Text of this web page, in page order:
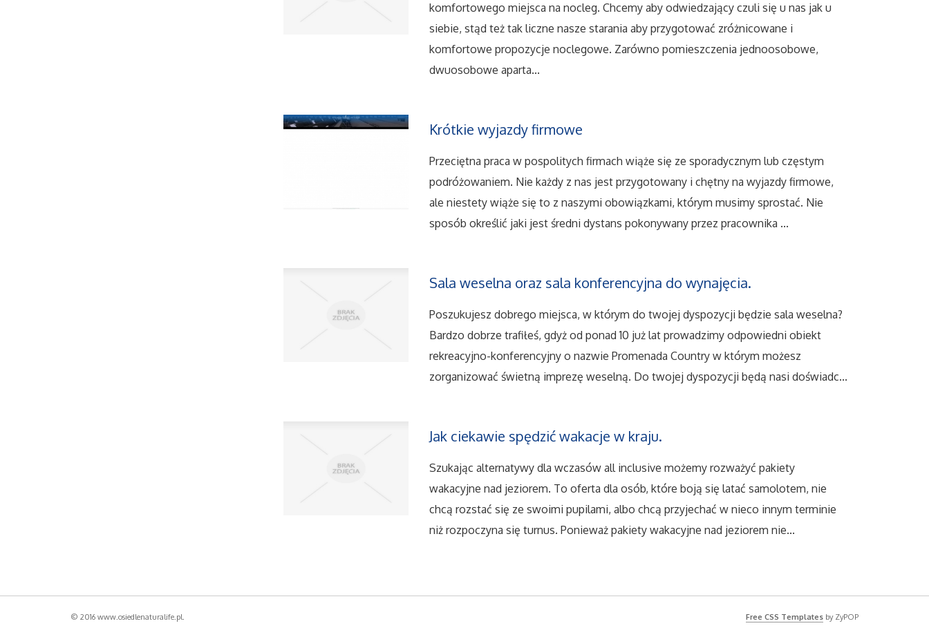
komfortowego miejsca na nocleg. Chcemy aby odwiedzający czuli się u nas jak u
siebie, stąd też tak liczne nasze starania aby przygotować zróżnicowane i
komfortowe propozycje noclegowe. Zarówno pomieszczenia jednoosobowe,
dwuosobowe aparta...
Krótkie wyjazdy firmowe
Przeciętna praca w pospolitych firmach wiąże się ze sporadycznym lub częstym
podróżowaniem. Nie każdy z nas jest przygotowany i chętny na wyjazdy firmowe,
ale niestety wiąże się to z naszymi obowiązkami, którym musimy sprostać. Nie
sposób określić jaki jest średni dystans pokonywany przez pracownika ...
Sala weselna oraz sala konferencyjna do wynajęcia.
Poszukujesz dobrego miejsca, w którym do twojej dyspozycji będzie sala weselna?
Bardzo dobrze trafiłeś, gdyż od ponad 10 już lat prowadzimy odpowiedni obiekt
rekreacyjno-konferencyjny o nazwie Promenada Country w którym możesz
zorganizować świetną imprezę weselną. Do twojej dyspozycji będą nasi doświadc...
Jak ciekawie spędzić wakacje w kraju.
Szukając alternatywy dla wczasów all inclusive możemy rozważyć pakiety
wakacyjne nad jeziorem. To oferta dla osób, które boją się latać samolotem, nie
chcą rozstać się ze swoimi pupilami, albo chcą przyjechać w nieco innym terminie
niż rozpoczyna się turnus. Ponieważ pakiety wakacyjne nad jeziorem nie...
© 2016 www.osiedlenaturalife.pl. Free CSS Templates by ZyPOP